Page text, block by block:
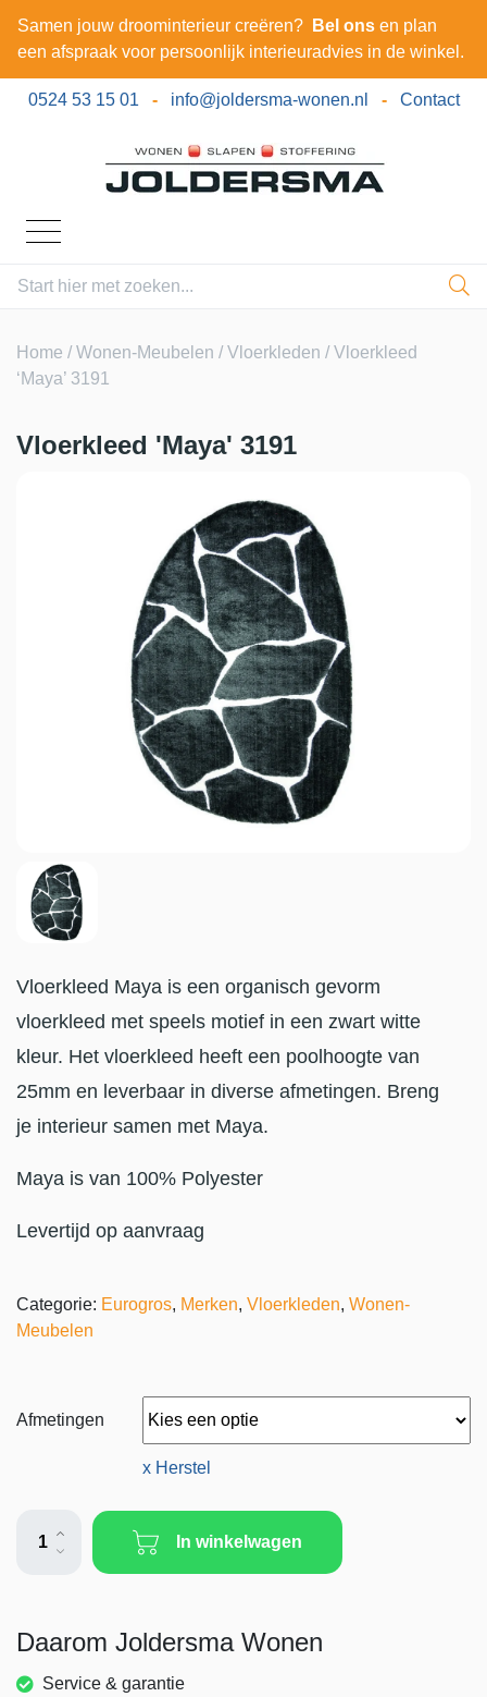
Samen jouw droominterieur creëren? Bel ons en plan
een afspraak voor persoonlijk interieuradvies in de winkel.
0524 53 15 01 - info@joldersma-wonen.nl - Contact
Home /Wonen-Meubelen /Vloerkleden / Vloerkleed
‘Maya’ 3191
Vloerkleed 'Maya' 3191
Vloerkleed Maya is een organisch gevorm
vloerkleed met speels motief in een zwart witte
kleur. Het vloerkleed heeft een poolhoogte van
25mm en leverbaar in diverse afmetingen. Breng
je interieur samen met Maya.
Maya is van 100% Polyester
Levertijd op aanvraag
Categorie: Eurogros, Merken, Vloerkleden, Wonen-
Meubelen
Afmetingen
x Herstel
Daarom Joldersma Wonen
Service & garantie